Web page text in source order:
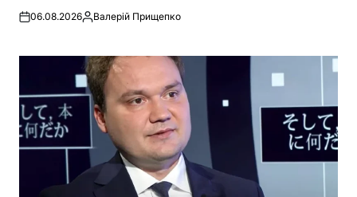
06.08.2026Запись
Валерій Прищепко